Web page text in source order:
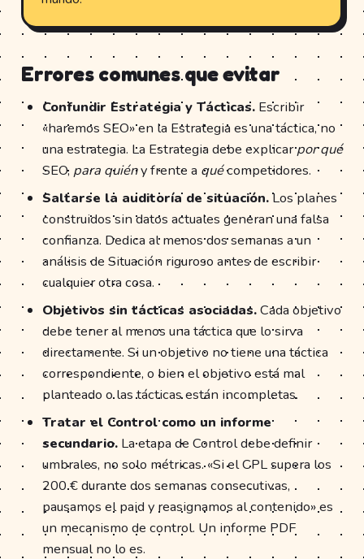
Errores comunes que evitar
Confundir Estrategia y Tácticas. Escribir
«haremos SEO» en la Estrategia es una táctica, no
una estrategia. La Estrategia debe explicarpor qué
SEO, para quiény frente a quécompetidores.
Saltarse la auditoría de situación.Los planes
construidos sin datos actuales generan una falsa
confianza. Dedica al menos dos semanas a un
análisis de Situación riguroso antes de escribir
cualquier otra cosa.
Objetivos sin tácticas asociadas.Cada objetivo
debe tener al menos una táctica que lo sirva
directamente. Si un objetivo no tiene una táctica
correspondiente, o bien el objetivo está mal
planteado o las tácticas están incompletas.
Tratar el Control como un informe
secundario. La etapa de Control debe definir
umbrales, no solo métricas. «Si el CPL supera los
200 € durante dos semanas consecutivas,
pausamos el paid y reasignamos al contenido» es
un mecanismo de control. Un informe PDF
mensual no lo es.